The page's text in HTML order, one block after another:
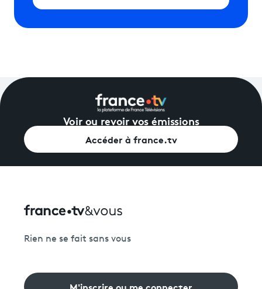
Voir ou revoir vos émissions
Accéder à france.tv
Rien ne se fait sans vous
M'inscrire ou me connecter